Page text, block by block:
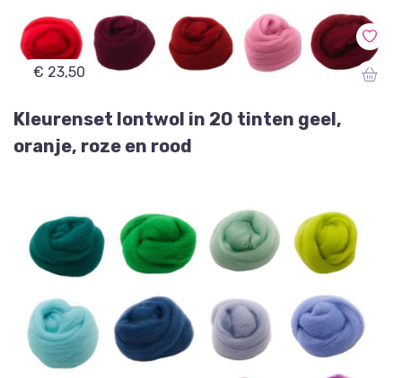
€ 23,50
Kleurenset lontwol in 20 tinten geel,
oranje, roze en rood